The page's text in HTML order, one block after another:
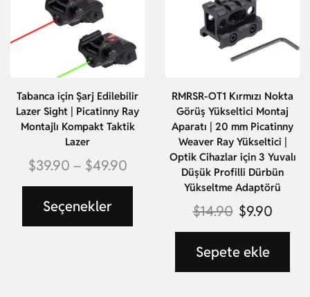
Tabanca için Şarj Edilebilir
Lazer Sight | Picatinny Ray
Montajlı Kompakt Taktik
Lazer
$39.90 – $49.90
Seçenekler
RMRSR-OT1 Kırmızı Nokta
Görüş Yükseltici Montaj
Aparatı | 20 mm Picatinny
Weaver Ray Yükseltici |
Optik Cihazlar için 3 Yuvalı
Düşük Profilli Dürbün
Yükseltme Adaptörü
$14.90 $9.90
Sepete ekle